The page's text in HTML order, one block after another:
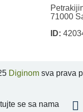
71000
ID:
Diginom sva prava
se sa nama